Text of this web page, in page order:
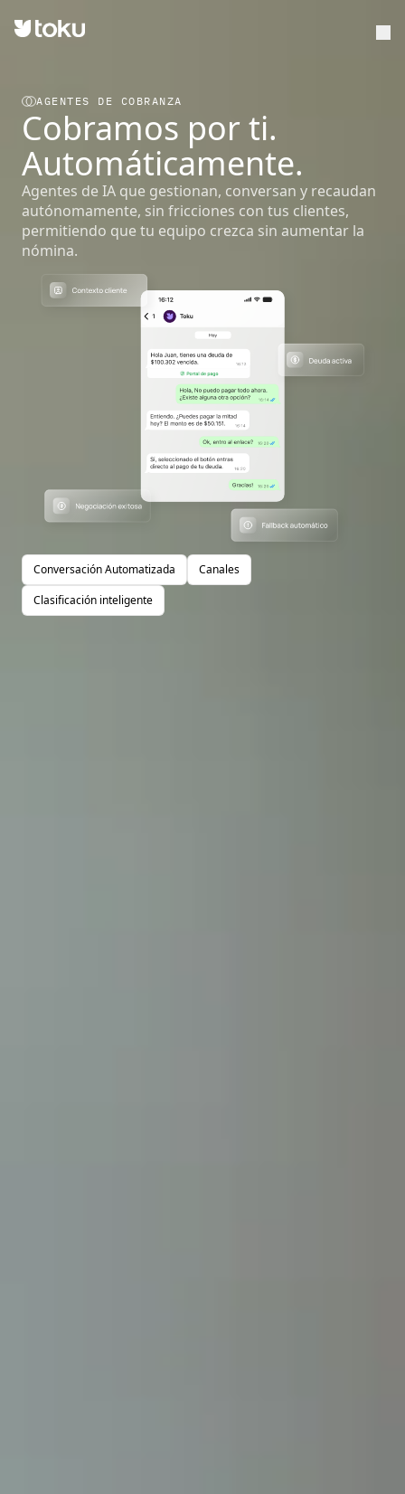
AGENTES DE COBRANZA
Cobramos por ti.
Automáticamente.
Agentes de IA que gestionan, conversan y recaudan
autónomamente, sin fricciones con tus clientes,
permitiendo que tu equipo crezca sin aumentar la
nómina.
Conversación Automatizada
Canales
Clasificación inteligente